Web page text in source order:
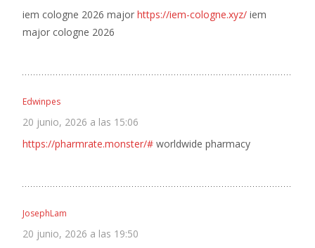
iem cologne 2026 major https://iem-cologne.xyz/ iem
major cologne 2026
Edwinpes
20 junio, 2026 a las 15:06
https://pharmrate.monster/# worldwide pharmacy
JosephLam
20 junio, 2026 a las 19:50